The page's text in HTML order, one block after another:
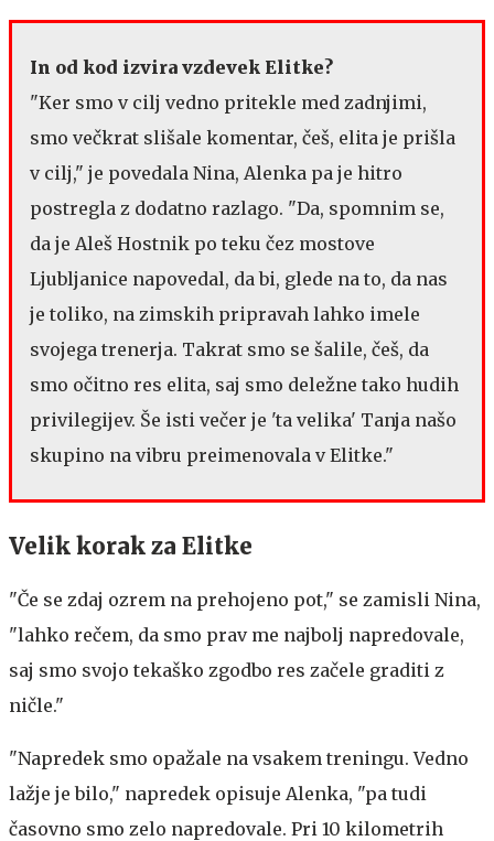
In od kod izvira vzdevek Elitke?
"Ker smo v cilj vedno pritekle med zadnjimi,
smo večkrat slišale komentar, češ, elita je prišla
v cilj," je povedala Nina, Alenka pa je hitro
postregla z dodatno razlago. "Da, spomnim se,
da je Aleš Hostnik po teku čez mostove
Ljubljanice napovedal, da bi, glede na to, da nas
je toliko, na zimskih pripravah lahko imele
svojega trenerja. Takrat smo se šalile, češ, da
smo očitno res elita, saj smo deležne tako hudih
privilegijev. Še isti večer je 'ta velika' Tanja našo
skupino na vibru preimenovala v Elitke."
Velik korak za Elitke
"Če se zdaj ozrem na prehojeno pot," se zamisli Nina,
"lahko rečem, da smo prav me najbolj napredovale,
saj smo svojo tekaško zgodbo res začele graditi z
ničle."
"Napredek smo opažale na vsakem treningu. Vedno
lažje je bilo," napredek opisuje Alenka, "pa tudi
časovno smo zelo napredovale. Pri 10 kilometrih